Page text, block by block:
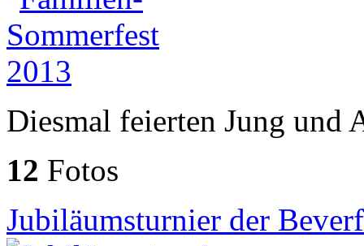
Diesmal feierten Jung und
12 Fotos
Jubiläumsturnier der